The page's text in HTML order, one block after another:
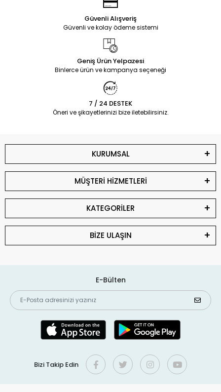
Güvenli Alışveriş
Güvenli ve kolay ödeme sistemi
Geniş Ürün Yelpazesi
Binlerce ürün ve kampanya seçeneği
7 / 24 DESTEK
Öneri ve şikayetlerinizi bize iletebilirsiniz.
KURUMSAL
MÜŞTERİ HİZMETLERİ
KATEGORİLER
BİZE ULAŞIN
E-Bülten
Bizi Takip Edin